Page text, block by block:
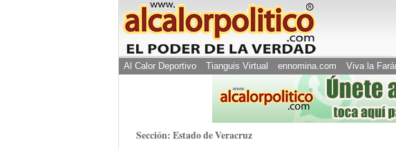
Al Calor Deportivo Tianguis Virtual ennomina.com Viva la
Sección: Estado de Veracruz